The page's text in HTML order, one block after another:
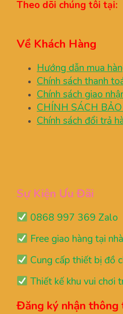
Theo dõi chúng tôi tại:
Về Khách Hàng
Hướng dẫn mua
Chính sách thanh
Chính sách giao
CHÍNH SÁCH
Chính sách đổi trả
Sự Kiện Ưu Đãi
0868 997 369 Zalo
Free giao hàng tại nhà
Cung cấp thiết bị đồ
Thiết kế khu vui chơi
Đăng ký nhận thông